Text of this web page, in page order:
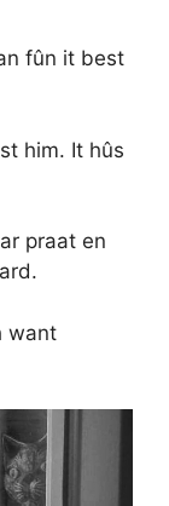
fûn it best
him. It hûs
praat en
want